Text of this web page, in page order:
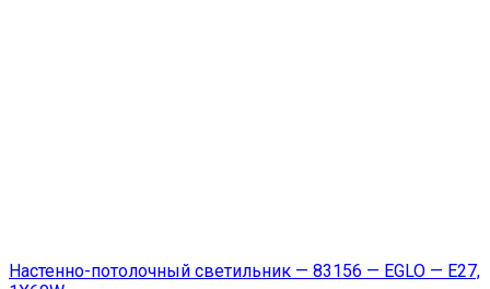
Настенно-потолочный светильник — 83156 — EGLO — E27,